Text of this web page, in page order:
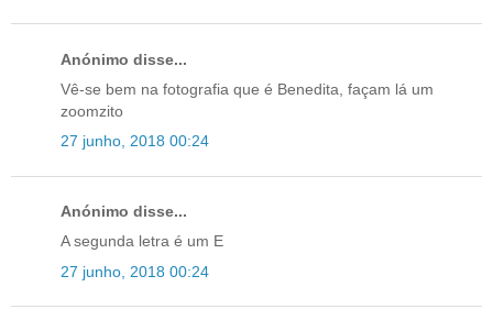
Anónimo disse...
Vê-se bem na fotografia que é Benedita, façam lá um
zoomzito
27 junho, 2018 00:24
Anónimo disse...
A segunda letra é um E
27 junho, 2018 00:24